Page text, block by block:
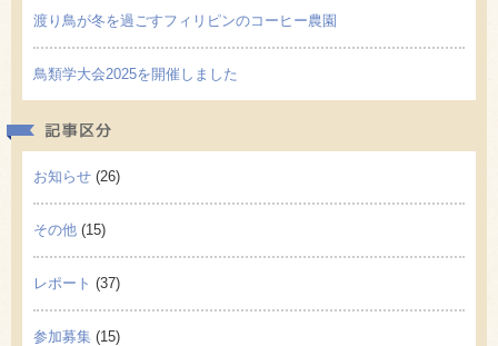
渡り鳥が冬を過ごすフィリピンのコーヒー農園
鳥類学大会2025を開催しました
お知らせ (26)
その他 (15)
レポート (37)
参加募集 (15)